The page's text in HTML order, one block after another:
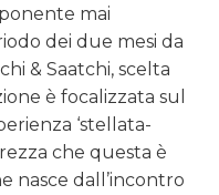
mai
dei due mesi da
& Saatchi, scelta
è focalizzata sul
‘stellata-
che questa è
nasce dall’incontro